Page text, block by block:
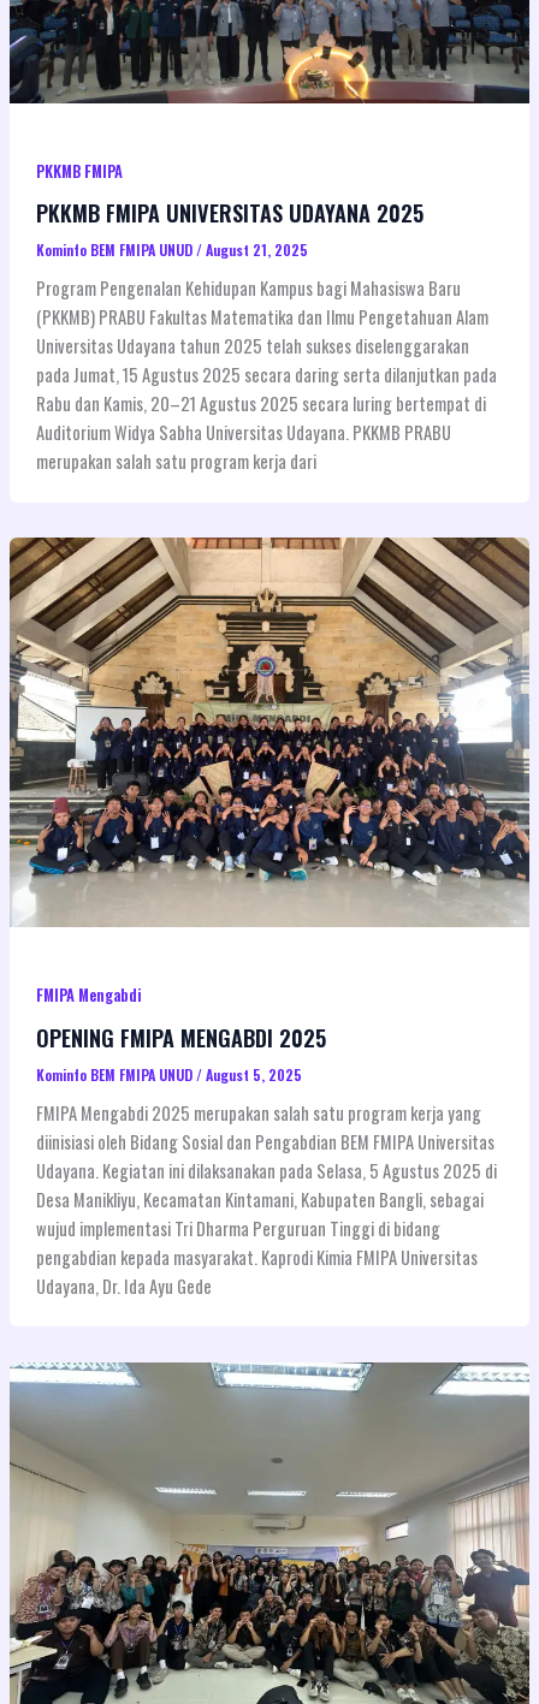
PKKMB FMIPA
PKKMB FMIPA UNIVERSITAS UDAYANA 2025
Kominfo BEM FMIPA UNUD /August 21, 2025
Program Pengenalan Kehidupan Kampus bagi Mahasiswa Baru
(PKKMB) PRABU Fakultas Matematika dan Ilmu Pengetahuan Alam
Universitas Udayana tahun 2025 telah sukses diselenggarakan
pada Jumat, 15 Agustus 2025 secara daring serta dilanjutkan pada
Rabu dan Kamis, 20–21 Agustus 2025 secara luring bertempat di
Auditorium Widya Sabha Universitas Udayana. PKKMB PRABU
merupakan salah satu program kerja dari
FMIPA Mengabdi
OPENING FMIPA MENGABDI 2025
Kominfo BEM FMIPA UNUD /August 5, 2025
FMIPA Mengabdi 2025 merupakan salah satu program kerja yang
diinisiasi oleh Bidang Sosial dan Pengabdian BEM FMIPA Universitas
Udayana. Kegiatan ini dilaksanakan pada Selasa, 5 Agustus 2025 di
Desa Manikliyu, Kecamatan Kintamani, Kabupaten Bangli, sebagai
wujud implementasi Tri Dharma Perguruan Tinggi di bidang
pengabdian kepada masyarakat. Kaprodi Kimia FMIPA Universitas
Udayana, Dr. Ida Ayu Gede